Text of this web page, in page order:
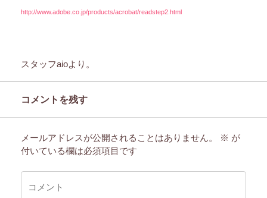
http://www.adobe.co.jp/products/acrobat/readstep2.html
スタッフaioより。
コメントを残す
メールアドレスが公開されることはありません。 ※ が
付いている欄は必須項目です